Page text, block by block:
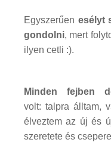
Egyszerűen esélyt
gondolni, mert
ilyen cetli :).
Minden fejben
volt: talpra álltam,
élveztem az új és
szeretete és